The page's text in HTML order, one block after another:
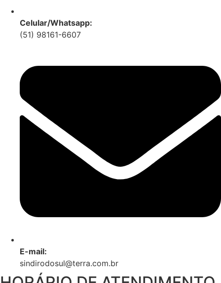
Celular/Whatsapp:
(51) 98161-6607
E-mail:
sindirodosul@terra.com.br